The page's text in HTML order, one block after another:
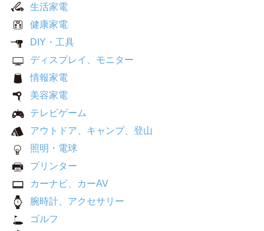
生活家電
健康家電
DIY・工具
ディスプレイ、モニター
情報家電
美容家電
テレビゲーム
アウトドア、キャンプ、登山
照明・電球
プリンター
カーナビ、カーAV
腕時計、アクセサリー
ゴルフ